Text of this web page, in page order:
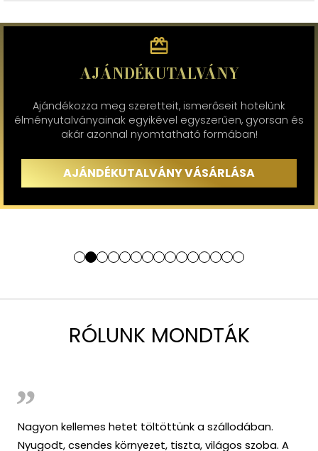
AJÁNDÉKUTALVÁNY
Ajándékozza meg szeretteit, ismerőseit hotelünk
élményutalványainak egyikével egyszerűen, gyorsan és
akár azonnal nyomtatható formában!
AJÁNDÉKUTALVÁNY VÁSÁRLÁSA
RÓLUNK MONDTÁK
Nagyon kellemes hetet töltöttünk a szállodában.
Nyugodt, csendes környezet, tiszta, világos szoba. A